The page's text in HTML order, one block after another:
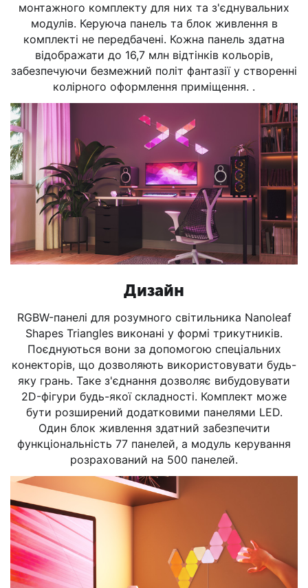
монтажного комплекту для них та з'єднувальних
модулів. Керуюча панель та блок живлення в
комплекті не передбачені. Кожна панель здатна
відображати до 16,7 млн відтінків кольорів,
забезпечуючи безмежний політ фантазії у створенні
колірного оформлення приміщення. .
Дизайн
RGBW-панелі для розумного світильника Nanoleaf
Shapes Triangles виконані у формі трикутників.
Поєднуються вони за допомогою спеціальних
конекторів, що дозволяють використовувати будь-
яку грань. Таке з'єднання дозволяє вибудовувати
2D-фігури будь-якої складності. Комплект може
бути розширений додатковими панелями LED.
Один блок живлення здатний забезпечити
функціональність 77 панелей, а модуль керування
розрахований на 500 панелей.